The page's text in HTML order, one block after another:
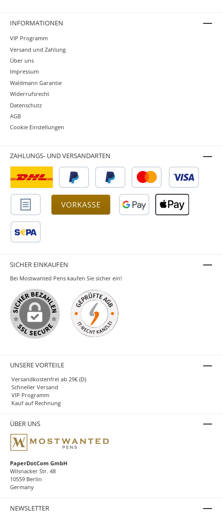
INFORMATIONEN
VIP Programm
Versand und Zahlung
Über uns
Impressum
Waldmann Garantie
Widerrufsrecht
Datenschutz
AGB
Cookie Einstellungen
ZAHLUNGS- UND VERSANDARTEN
SICHER EINKAUFEN
Bei Mostwanted Pens kaufen Sie sicher ein!
UNSERE VORTEILE
Versandkostenfrei ab 29€ (D)
Schneller Versand
VIP Programm
Kauf auf Rechnung
ÜBER UNS
PaperDotCom GmbH
Wilsnacker Str. 48
10559 Berlin
Germany
NEWSLETTER